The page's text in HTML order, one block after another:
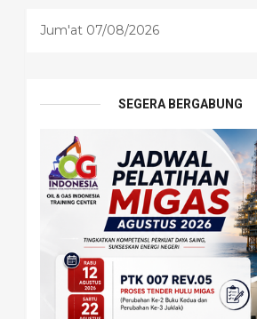
Jum'at 07/08/2026
SEGERA BERGABUNG